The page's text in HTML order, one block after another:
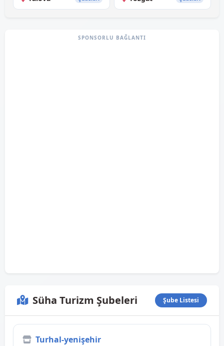
SPONSORLU BAĞLANTI
Süha Turizm Şubeleri Şube Listesi
Turhal-yenişehir